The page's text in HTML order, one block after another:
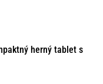
herný tablet s